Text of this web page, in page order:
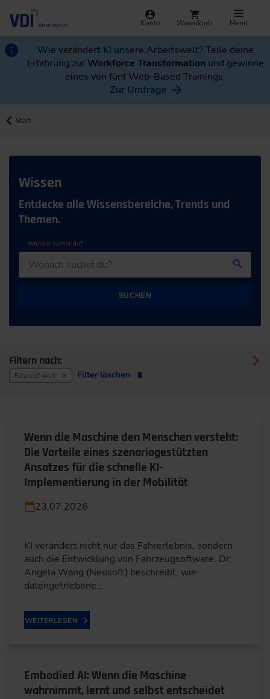
Konto Warenkorb Menü
Wie verändert KI unsere Arbeitswelt? Teile deine
Erfahrung zurWorkforce Transformation und gewinne
eines von fünf Web-Based Trainings.
Zur Umfrage
Start
Wissen
Entdecke alle Wissensbereiche, Trends und
Themen.
Wonach suchst du?
SUCHEN
Filtern nach:
Future of work Filter löschen
Wenn die Maschine den Menschen versteht:
Die Vorteile eines szenariogestützten
Ansatzes für die schnelle KI-
Implementierung in der Mobilität
23.07.2026
KI verändert nicht nur das Fahrerlebnis, sondern
auch die Entwicklung von Fahrzeugsoftware. Dr.
Angela Wang (Neusoft) beschreibt, wie
datengetriebene…
WEITERLESEN
Embodied AI: Wenn die Maschine
wahrnimmt, lernt und selbst entscheidet